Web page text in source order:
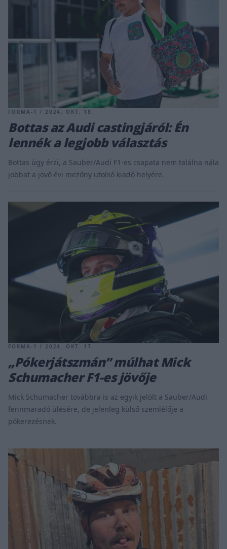
FORMA-1 / 2024. OKT. 18.
Bottas az Audi castingjáról: Én
lennék a legjobb választás
Bottas úgy érzi, a Sauber/Audi F1-es csapata nem találna nála
jobbat a jövő évi mezőny utolsó kiadó helyére.
FORMA-1 / 2024. OKT. 17.
„Pókerjátszmán” múlhat Mick
Schumacher F1-es jövője
Mick Schumacher továbbra is az egyik jelölt a Sauber/Audi
fennmaradó ülésére, de jelenleg külső szemlélője a
pókerezésnek.